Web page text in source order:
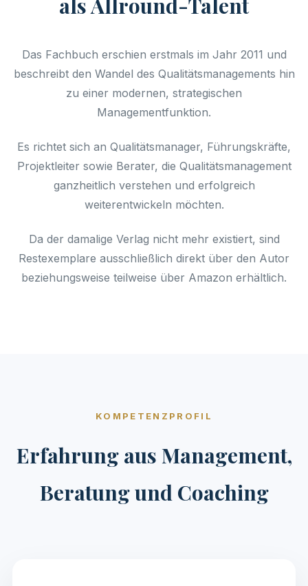
Das Fachbuch erschien erstmals im Jahr 2011 und
beschreibt den Wandel des Qualitätsmanagements hin
zu einer modernen, strategischen
Managementfunktion.
Es richtet sich an Qualitätsmanager, Führungskräfte,
Projektleiter sowie Berater, die Qualitätsmanagement
ganzheitlich verstehen und erfolgreich
weiterentwickeln möchten.
Da der damalige Verlag nicht mehr existiert, sind
Restexemplare ausschließlich direkt über den Autor
beziehungsweise teilweise über Amazon erhältlich.
KOMPETENZPROFIL
Erfahrung aus Management,
Beratung und Coaching